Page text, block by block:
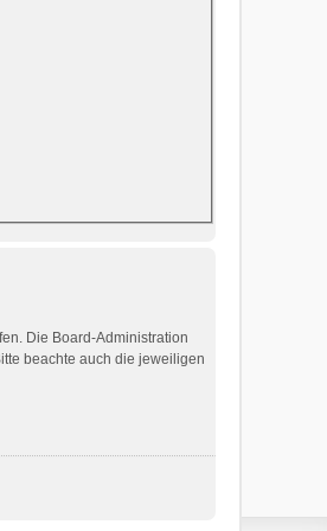
Die Board-Administration
beachte auch die jeweiligen